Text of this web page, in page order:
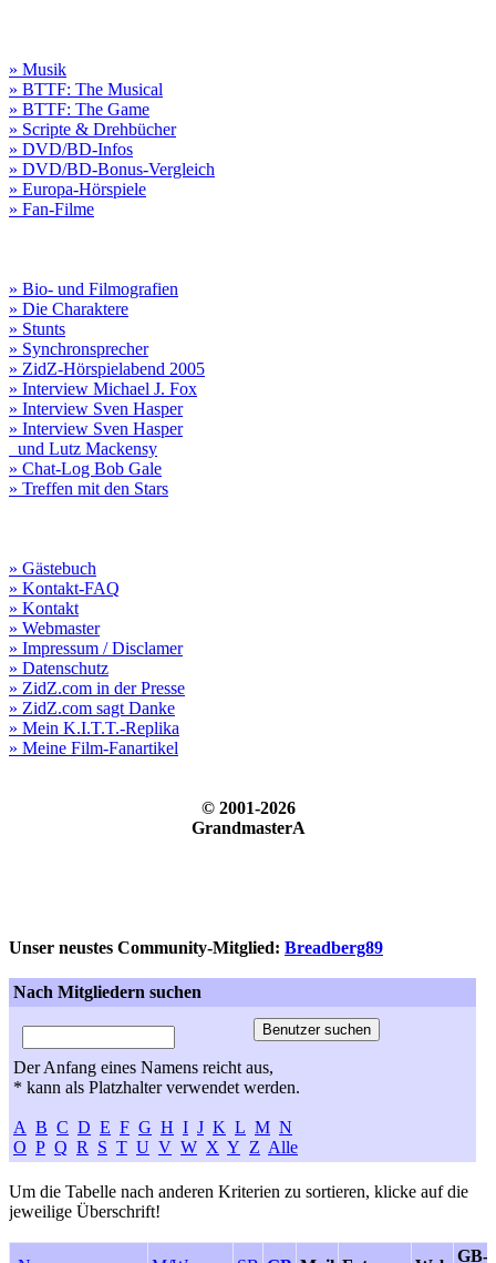
» Musik
» BTTF: The Musical
» BTTF: The Game
» Scripte & Drehbücher
» DVD/BD-Infos
» DVD/BD-Bonus-Vergleich
» Europa-Hörspiele
» Fan-Filme
» Bio- und Filmografien
» Die Charaktere
» Stunts
» Synchronsprecher
» ZidZ-Hörspielabend 2005
» Interview Michael J. Fox
» Interview Sven Hasper
» Interview Sven Hasper
und Lutz Mackensy
» Chat-Log Bob Gale
» Treffen mit den Stars
» Gästebuch
» Kontakt-FAQ
» Kontakt
» Webmaster
» Impressum / Disclamer
» Datenschutz
» ZidZ.com in der Presse
» ZidZ.com sagt Danke
» Mein K.I.T.T.-Replika
» Meine Film-Fanartikel
© 2001-2026
GrandmasterA
Unser neustes Community-Mitglied: Breadberg89
Nach Mitgliedern suchen
Der Anfang eines Namens reicht aus,
* kann als Platzhalter verwendet werden.
A B C D E F G H I J K L M N
O P Q R S T U V W X Y Z Alle
Um die Tabelle nach anderen Kriterien zu sortieren, klicke auf die
jeweilige Überschrift!
GB-